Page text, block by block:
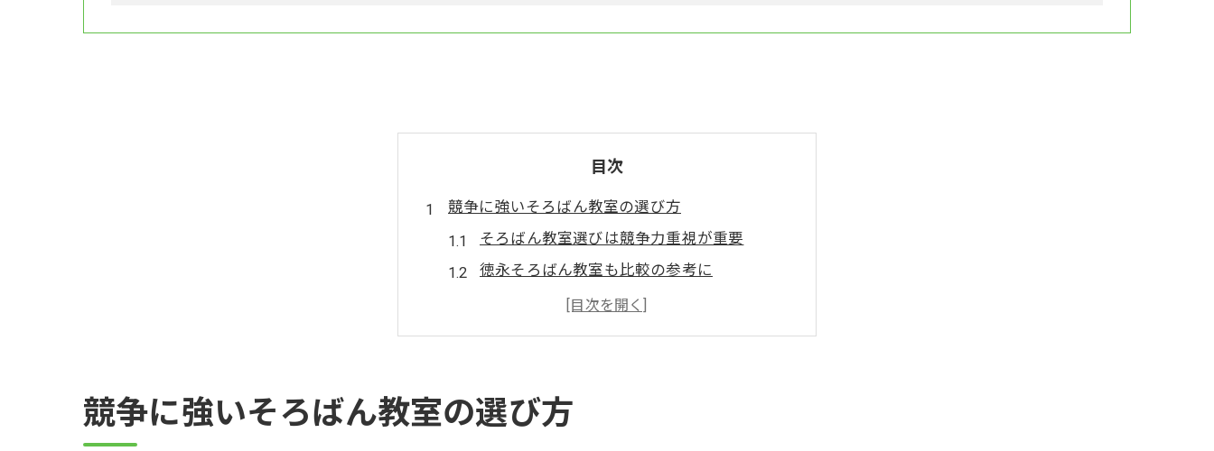
目次
競争に強いそろばん教室の選び方
そろばん教室選びは競争力重視が重要
徳永そろばん教室も比較の参考に
珠算教育連盟の教室情報を活用する方法
そろばん教室の競争環境を体験で理解
注目集まるそろばん教室の特長とは
そろばん教室は個別指導と昇級実績が鍵
競争に強いそろばん教室の選び方